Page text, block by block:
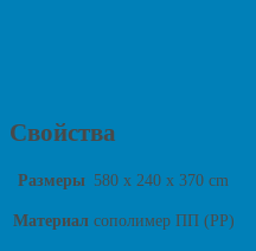
Свойства
Размеры 580 x 240 x 370 cm
Материал сополимер ПП (PP)